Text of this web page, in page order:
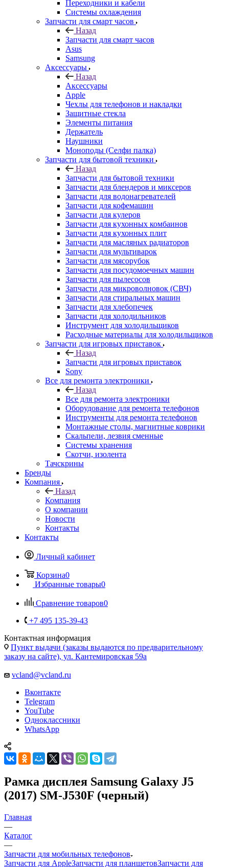
Переходники и кабели
Системы охлаждения
Запчасти для смарт часов
Назад
Запчасти для смарт часов
Asus
Samsung
Аксессуары
Назад
Аксессуары
Apple
Чехлы для телефонов и накладки
Защитные стекла
Элементы питания
Держатель
Наушники
Моноподы (Селфи палка)
Запчасти для бытовой техники
Назад
Запчасти для бытовой техники
Запчасти для блендеров и миксеров
Запчасти для водонагревателей
Запчасти для кофемашин
Запчасти для кулеров
Запчасти для кухонных комбаинов
Запчасти для кухонных плит
Запчасти для масляных радиаторов
Запчасти для мультиварок
Запчасти для мясорубок
Запчасти для посудомоечных машин
Запчасти для пылесосов
Запчасти для микроволновок (СВЧ)
Запчасти для стиральных машин
Запчасти для хлебопечек
Запчасти для холодильников
Инструмент для холодильщиков
Расходные материалы для холодильщиков
Запчасти для игровых приставок
Назад
Запчасти для игровых приставок
Sony
Все для ремонта электроники
Назад
Все для ремонта электроники
Оборудование для ремонта телефонов
Инструменты для ремонта телефонов
Монтажные столы, магнитные коврики
Скальпели, лезвия сменные
Системы хранения
Скотчи, изолента
Тачскрины
Бренды
Компания
Назад
Компания
О компании
Новости
Контакты
Контакты
Личный кабинет
Корзина0
Избранные товары0
Сравнение товаров0
+7 495 135-39-43
Контактная информация
Пункт выдачи (заказы выдаются по предварительному
заказу на сайте), ул. Кантемировская 59а
vcland@vcland.ru
Вконтакте
Telegram
YouTube
Одноклассники
WhatsApp
Рамка дисплея Samsung Galaxy J5
(2017) SM-J530F (черный)
Главная
—
Каталог
—
Запчасти для мобильных телефонов
Запчасти для AppleЗапчасти для планшетовЗапчасти для